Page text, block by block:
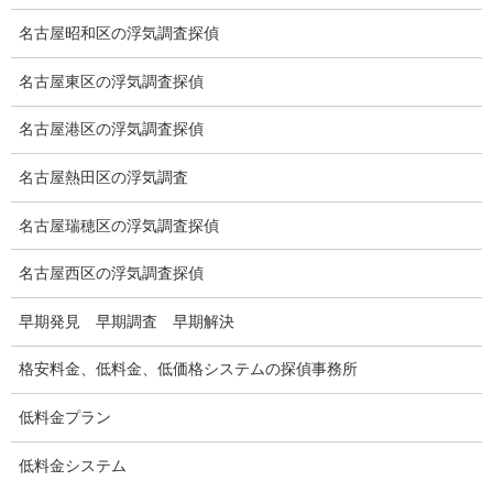
盗聴調査
盗聴調査料金
盗聴器の種類
ご依頼の注意点
盗撮調査愛知県
電磁波測定調査
電磁波とは
名古屋昭和区の浮気調査探偵
名古屋東区の浮気調査探偵
名古屋港区の浮気調査探偵
名古屋熱田区の浮気調査
名古屋瑞穂区の浮気調査探偵
名古屋西区の浮気調査探偵
早期発見 早期調査 早期解決
格安料金、低料金、低価格システムの探偵事務所
低料金プラン
低料金システム